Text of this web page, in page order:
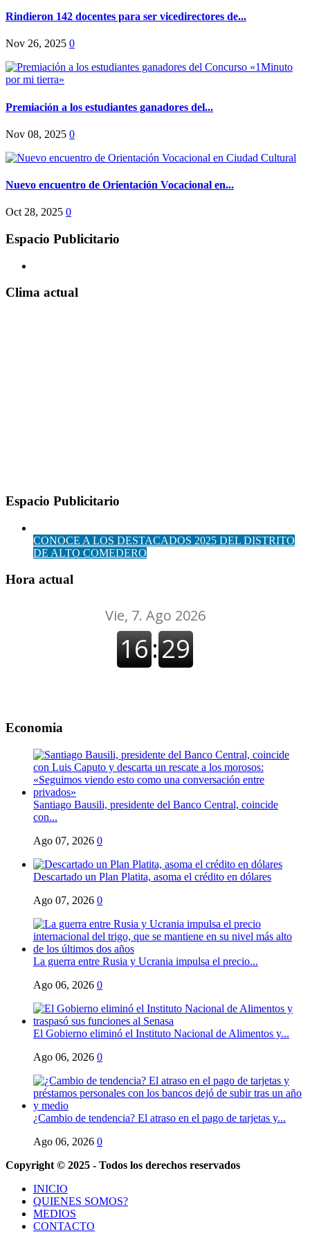
Rindieron 142 docentes para ser vicedirectores de...
Nov 26, 2025 0
Premiación a los estudiantes ganadores del...
Nov 08, 2025 0
Nuevo encuentro de Orientación Vocacional en...
Oct 28, 2025 0
Espacio Publicitario
Clima actual
Espacio Publicitario
CONOCE A LOS DESTACADOS 2025 DEL DISTRITO
DE ALTO COMEDERO
Hora actual
Economia
Santiago Bausili, presidente del Banco Central, coincide
con...
Ago 07, 2026 0
Descartado un Plan Platita, asoma el crédito en dólares
Ago 07, 2026 0
La guerra entre Rusia y Ucrania impulsa el precio...
Ago 06, 2026 0
El Gobierno eliminó el Instituto Nacional de Alimentos y...
Ago 06, 2026 0
¿Cambio de tendencia? El atraso en el pago de tarjetas y...
Ago 06, 2026 0
Copyright © 2025 - Todos los derechos reservados
INICIO
QUIENES SOMOS?
MEDIOS
CONTACTO